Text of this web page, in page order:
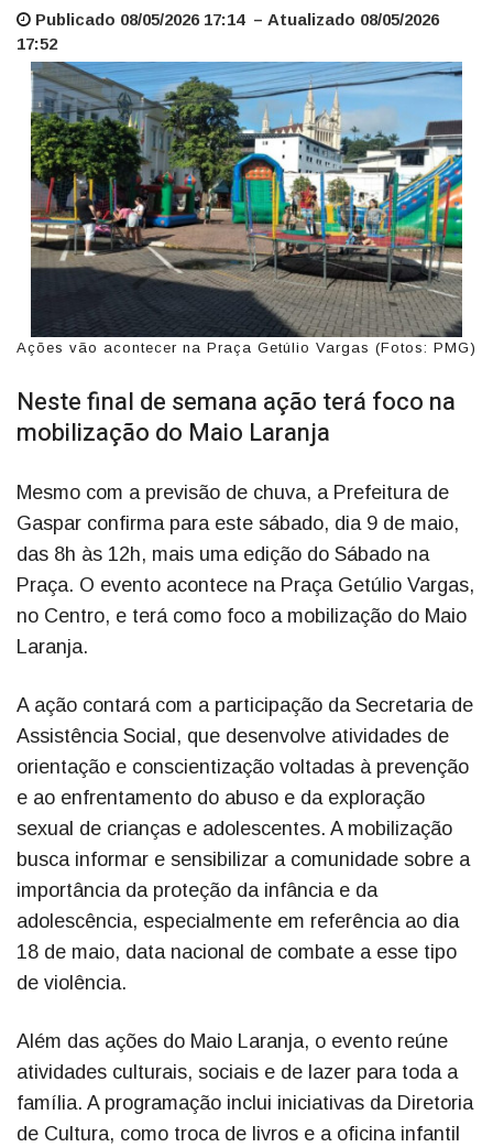
Publicado 08/05/2026 17:14 – Atualizado 08/05/2026
17:52
Ações vão acontecer na Praça Getúlio Vargas (Fotos: PMG)
Neste final de semana ação terá foco na
mobilização do Maio Laranja
Mesmo com a previsão de chuva, a Prefeitura de
Gaspar confirma para este sábado, dia 9 de maio,
das 8h às 12h, mais uma edição do Sábado na
Praça. O evento acontece na Praça Getúlio Vargas,
no Centro, e terá como foco a mobilização do Maio
Laranja.
A ação contará com a participação da Secretaria de
Assistência Social, que desenvolve atividades de
orientação e conscientização voltadas à prevenção
e ao enfrentamento do abuso e da exploração
sexual de crianças e adolescentes. A mobilização
busca informar e sensibilizar a comunidade sobre a
importância da proteção da infância e da
adolescência, especialmente em referência ao dia
18 de maio, data nacional de combate a esse tipo
de violência.
Além das ações do Maio Laranja, o evento reúne
atividades culturais, sociais e de lazer para toda a
família. A programação inclui iniciativas da Diretoria
de Cultura, como troca de livros e a oficina infantil